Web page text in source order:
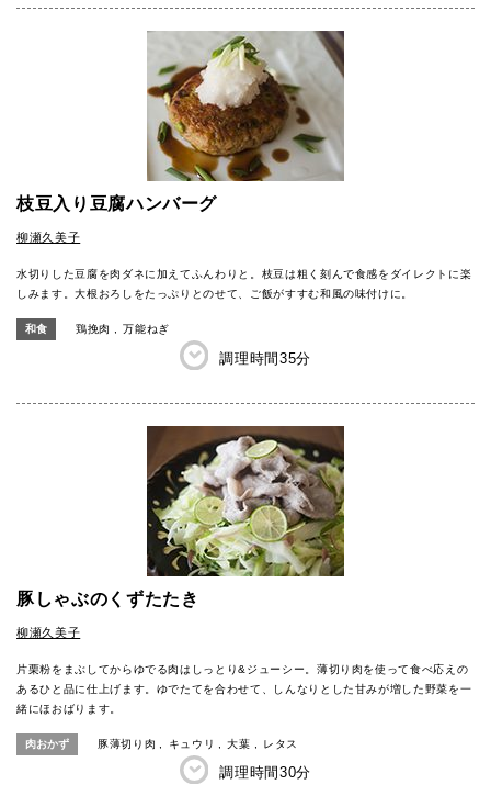
枝豆入り豆腐ハンバーグ
柳瀬久美子
水切りした豆腐を肉ダネに加えてふんわりと。枝豆は粗く刻んで食感をダイレクトに楽
しみます。大根おろしをたっぷりとのせて、ご飯がすすむ和風の味付けに。
和食 鶏挽肉 万能ねぎ
調理時間35分
豚しゃぶのくずたたき
柳瀬久美子
片栗粉をまぶしてからゆでる肉はしっとり&ジューシー。薄切り肉を使って食べ応えの
あるひと品に仕上げます。ゆでたてを合わせて、しんなりとした甘みが増した野菜を一
緒にほおばります。
肉おかず 豚薄切り肉 キュウリ 大葉 レタス
調理時間30分